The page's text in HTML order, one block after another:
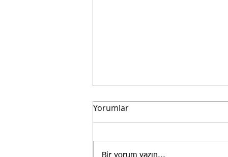
Yorumlar
Bir yorum yazın...